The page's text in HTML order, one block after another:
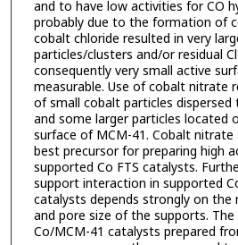
and to have low activities for CO
probably due to the formation of
cobalt chloride resulted in very
particles/clusters and/or residual
consequently very small active
measurable. Use of cobalt nitrate
of small cobalt particles dispersed
and some larger particles located
surface of MCM-41. Cobalt
best precursor for preparing high
supported Co FTS catalysts.
support interaction in supported
catalysts depends strongly on the
and pore size of the supports.
Co/MCM-41 catalysts prepared